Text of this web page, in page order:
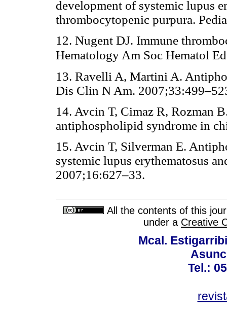
development of systemic lupus
thrombocytopenic purpura.
12. Nugent DJ. Immune
Hematology Am Soc Hematol
13. Ravelli A, Martini A.
Dis Clin N Am.
14. Avcin T, Cimaz R, Rozman
antiphospholipid syndrome in
15. Avcin T, Silverman E.
systemic lupus erythematosus
2007;16:627–33.
All the contents of this
under a Creative
Mcal.
Tel.: